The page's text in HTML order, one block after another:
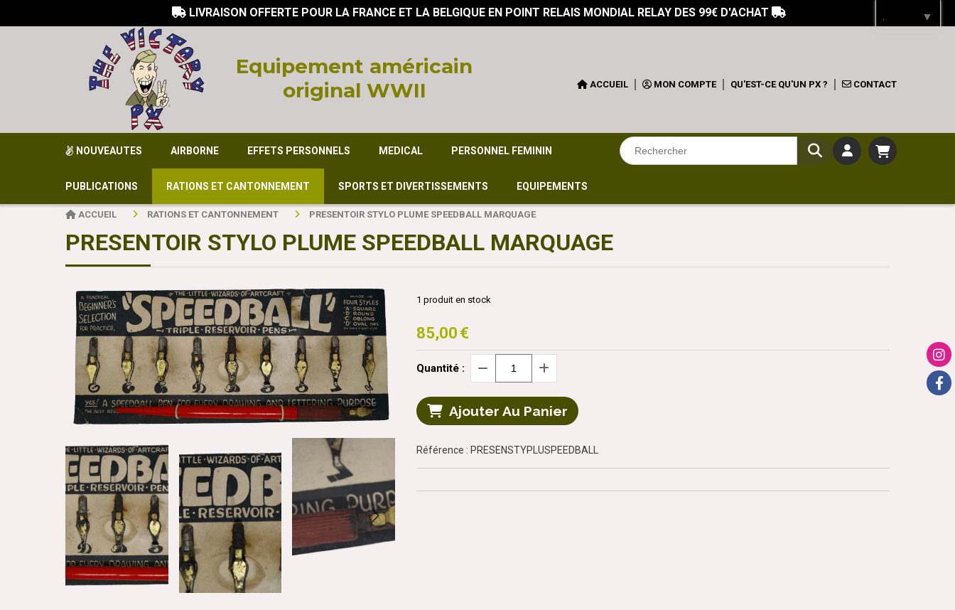
 LIVRAISON OFFERTE POUR LA FRANCE ET LA BELGIQUE EN POINT RELAIS MONDIAL RELAY DES 99€ D'ACHAT 
Equipement américain
original WWII
ACCUEIL MON COMPTE QU'EST-CE QU'UN PX ? CONTACT
NOUVEAUTES AIRBORNE EFFETS PERSONNELS MEDICAL PERSONNEL FEMININ
PUBLICATIONS RATIONS ET CANTONNEMENT SPORTS ET DIVERTISSEMENTS EQUIPEMENTS
ACCUEIL RATIONS ET CANTONNEMENT PRESENTOIR STYLO PLUME SPEEDBALL MARQUAGE
PRESENTOIR STYLO PLUME SPEEDBALL MARQUAGE
85,00 €
1 produit en stock
Quantité :
Ajouter Au Panier
Référence : PRESENSTYPLUSPEEDBALL
▼